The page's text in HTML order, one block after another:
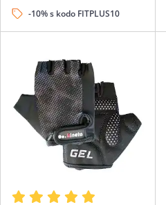
-10% s kodo FITPLUS10